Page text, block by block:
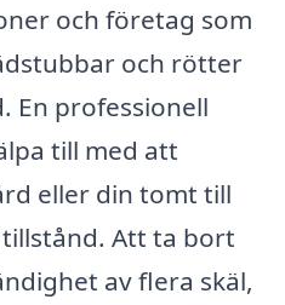
och företag som
och rötter
En professionell
till med att
eller din tomt till
Att ta bort
av flera skäl,